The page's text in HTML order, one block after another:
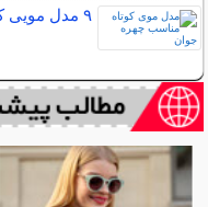
۹ مدل مویی که شما را جوان تر نشان می دهد!